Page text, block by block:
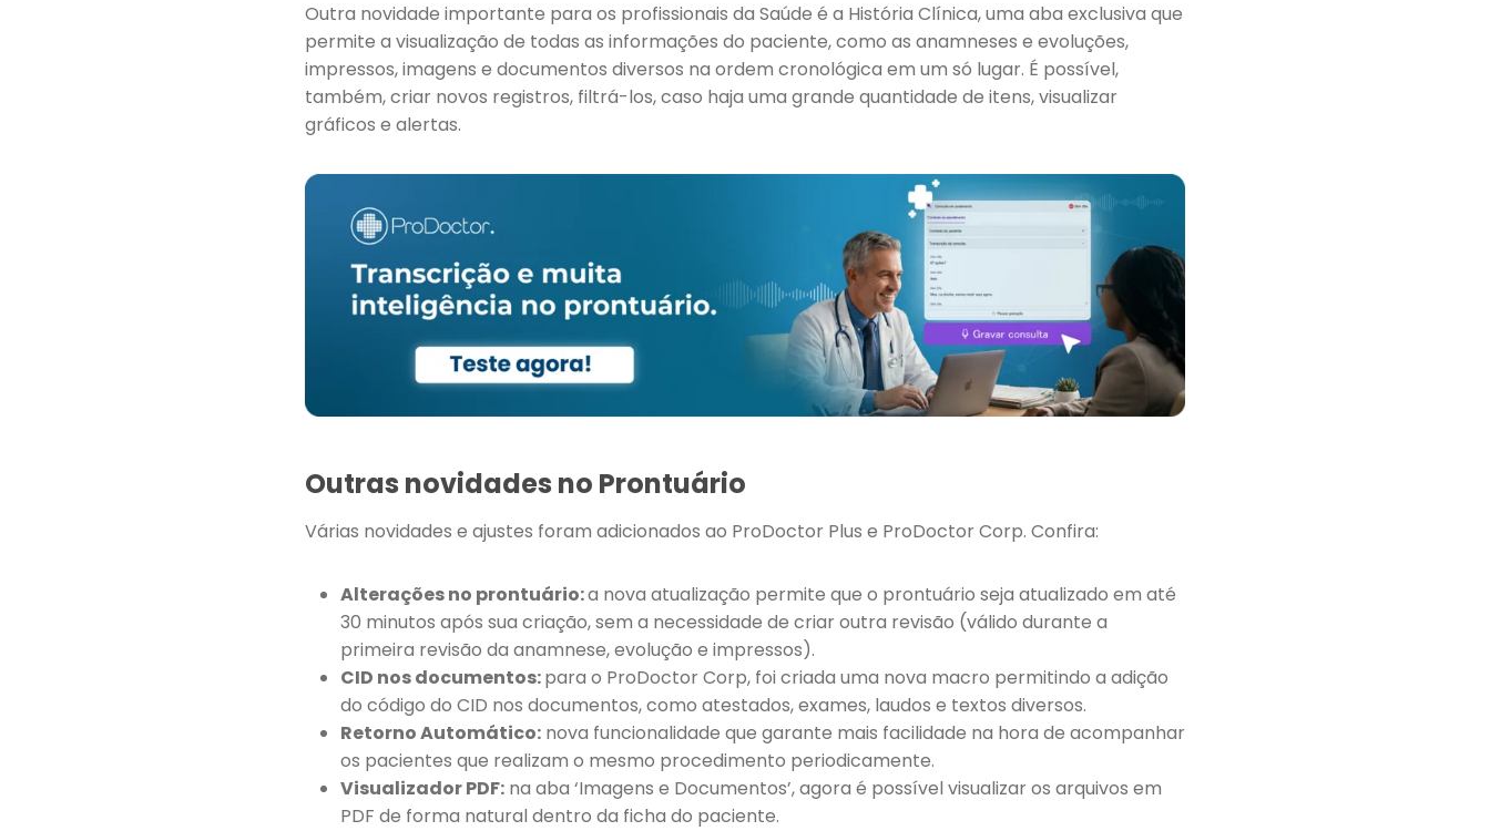
Outra novidade importante para os profissionais da Saúde é a História Clínica, uma aba exclusiva que
permite a visualização de todas as informações do paciente, como as anamneses e evoluções,
impressos, imagens e documentos diversos na ordem cronológica em um só lugar. É possível,
também, criar novos registros, filtrá-los, caso haja uma grande quantidade de itens, visualizar
gráficos e alertas.
Outras novidades no Prontuário
Várias novidades e ajustes foram adicionados ao ProDoctor Plus e ProDoctor Corp. Confira:
Alterações no prontuário:a nova atualização permite que o prontuário seja atualizado em até
30 minutos após sua criação, sem a necessidade de criar outra revisão (válido durante a
primeira revisão da anamnese, evolução e impressos).
CID nos documentos:para o ProDoctor Corp, foi criada uma nova macro permitindo a adição
do código do CID nos documentos, como atestados, exames, laudos e textos diversos.
Retorno Automático: nova funcionalidade que garante mais facilidade na hora de acompanhar
os pacientes que realizam o mesmo procedimento periodicamente.
Visualizador PDF: na aba ‘Imagens e Documentos’, agora é possível visualizar os arquivos em
PDF de forma natural dentro da ficha do paciente.